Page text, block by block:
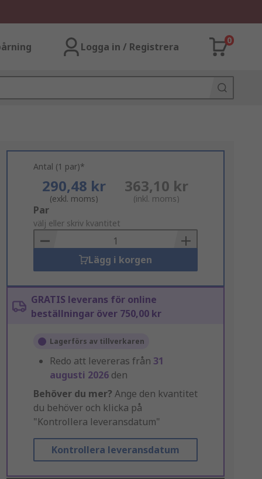
Logga in / Registrera
0
Antal (1 par)*
290,48 kr
(exkl. moms)
363,10 kr
(inkl. moms)
Add
to
Basket
Par
välj eller skriv kvantitet
Lägg i korgen
GRATIS leverans för online
beställningar över 750,00 kr
Lagerförs av tillverkaren
Redo att levereras från 31
augusti 2026 den
Behöver du mer? Ange den kvantitet
du behöver och klicka på
"Kontrollera leveransdatum"
Kontrollera leveransdatum